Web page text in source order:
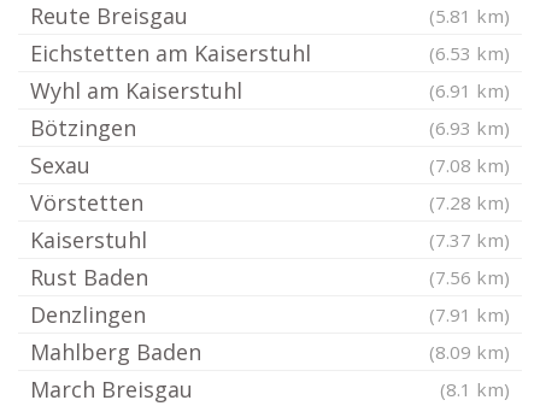
Reute Breisgau (5.81 km)
Eichstetten am Kaiserstuhl (6.53 km)
Wyhl am Kaiserstuhl (6.91 km)
Bötzingen (6.93 km)
Sexau (7.08 km)
Vörstetten (7.28 km)
Kaiserstuhl (7.37 km)
Rust Baden (7.56 km)
Denzlingen (7.91 km)
Mahlberg Baden (8.09 km)
March Breisgau (8.1 km)